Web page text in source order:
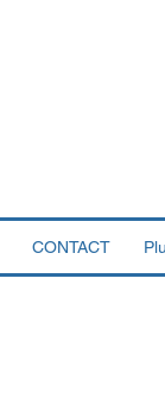
CONTACT